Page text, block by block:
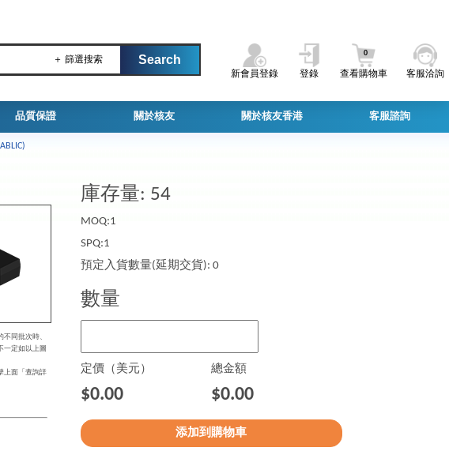
＋ 篩選搜索
新會員登錄 登錄 查看購物車
0
客服洽詢
品質保證 關於核友 關於核友香港 客服諮詢
不同批次時、
一定如以上圖
上面「查詢詳
庫存量: 54
MOQ:1
SPQ:1
預定入貨數量(延期交貨): 0
數量
定價（美元） 總金額
$0.00 $0.00